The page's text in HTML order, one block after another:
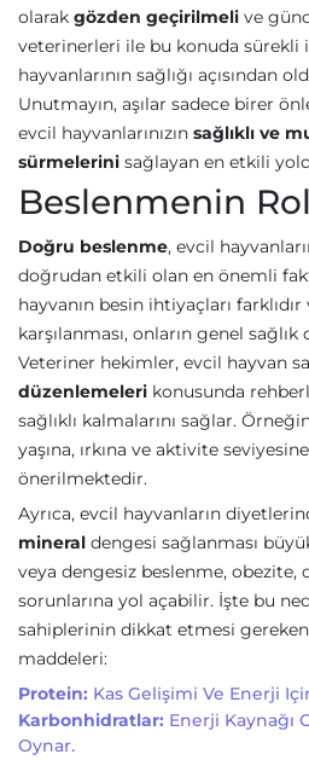
olarak gözden geçirilmeli ve
veterinerleri ile bu konuda sürekli
hayvanlarının sağlığı açısından
Unutmayın, aşılar sadece birer
evcil hayvanlarınızın sağlıklı ve
sürmelerini sağlayan en etkili
Beslenmenin
Doğru beslenme, evcil
doğrudan etkili olan en önemli
hayvanın besin ihtiyaçları
karşılanması, onların genel
Veteriner hekimler, evcil hayvan
düzenlemeleri konusunda
sağlıklı kalmalarını sağlar.
yaşına, ırkına ve aktivite
önerilmektedir.
Ayrıca, evcil hayvanların
mineral dengesi sağlanması
veya dengesiz beslenme, obezite,
sorunlarına yol açabilir. İşte bu
sahiplerinin dikkat etmesi
maddeleri:
Protein: Kas Gelişimi Ve Enerji
Karbonhidratlar: Enerji Kaynağı
Oynar.